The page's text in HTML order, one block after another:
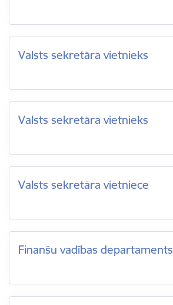
Valsts sekretāra vietnieks
Valsts sekretāra vietnieks
Valsts sekretāra vietniece
Finanšu vadības departaments